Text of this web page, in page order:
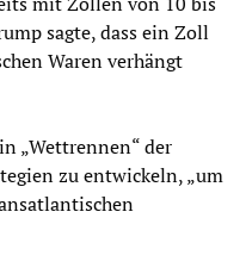
sagte, dass ein Zoll
Waren verhängt
„Wettrennen“ der
zu entwickeln, „um